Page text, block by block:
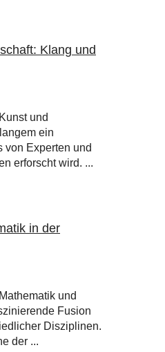
Klang und
und
ein
von Experten und
erforscht wird. ...
in der
und
Fusion
Disziplinen.
der ...